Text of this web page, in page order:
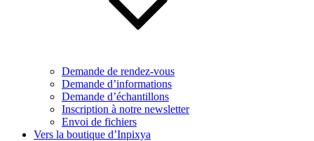
Demande de rendez-vous
Demande d’informations
Demande d’échantillons
Inscription à notre newsletter
Envoi de fichiers
Vers la boutique d’Inpixya